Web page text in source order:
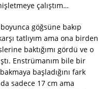
çalıştım…
göğsüne bakıp
tatlıyım ama ona birden
baktığımı gördü ve o
Enstrümanım bile bir
başladığını fark
sadece 17 cm ama